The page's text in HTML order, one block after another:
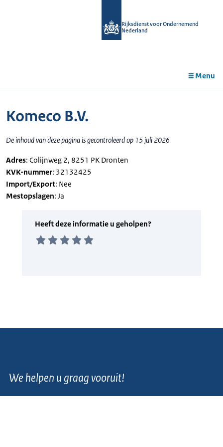
Rijksdienst voor Ondernemend
Nederland
Menu
Komeco B.V.
De inhoud van deze pagina is gecontroleerd op 15 juli 2026
Adres: Colijnweg 2, 8251 PK Dronten
KVK-nummer: 32132425
Import/Export: Nee
Mestopslagen: Ja
We helpen u graag vooruit!